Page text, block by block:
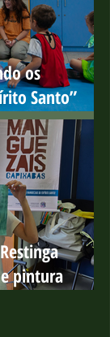
os
Santo”
em escolas